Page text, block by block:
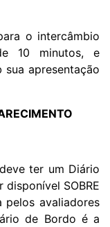
o intercâmbio
10 minutos, e
apresentação
ter um Diário
SOBRE
pelos avaliadores
de Bordo é a